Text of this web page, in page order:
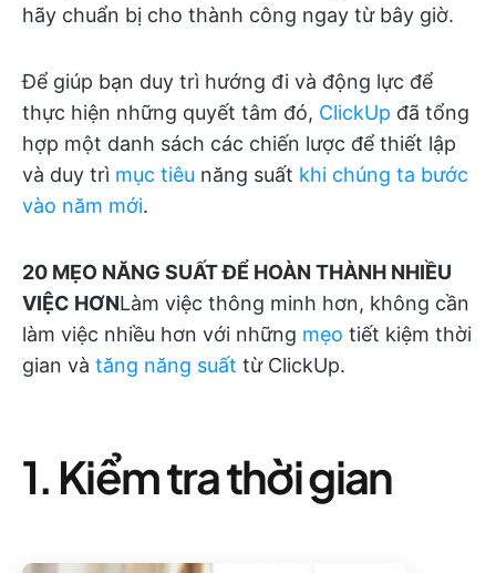
hãy chuẩn bị cho thành công ngay từ bây giờ.
Để giúp bạn duy trì hướng đi và động lực để
thực hiện những quyết tâm đó, ClickUp đã tổng
hợp một danh sách các chiến lược để thiết lập
và duy trì mục tiêu năng suất khi chúng ta bước
vào năm mới.
20 MẸO NĂNG SUẤT ĐỂ HOÀN THÀNH NHIỀU
VIỆC HƠNLàm việc thông minh hơn, không cần
làm việc nhiều hơn với những mẹo tiết kiệm thời
gian và tăng năng suất từ ClickUp.
1. Kiểm tra thời gian